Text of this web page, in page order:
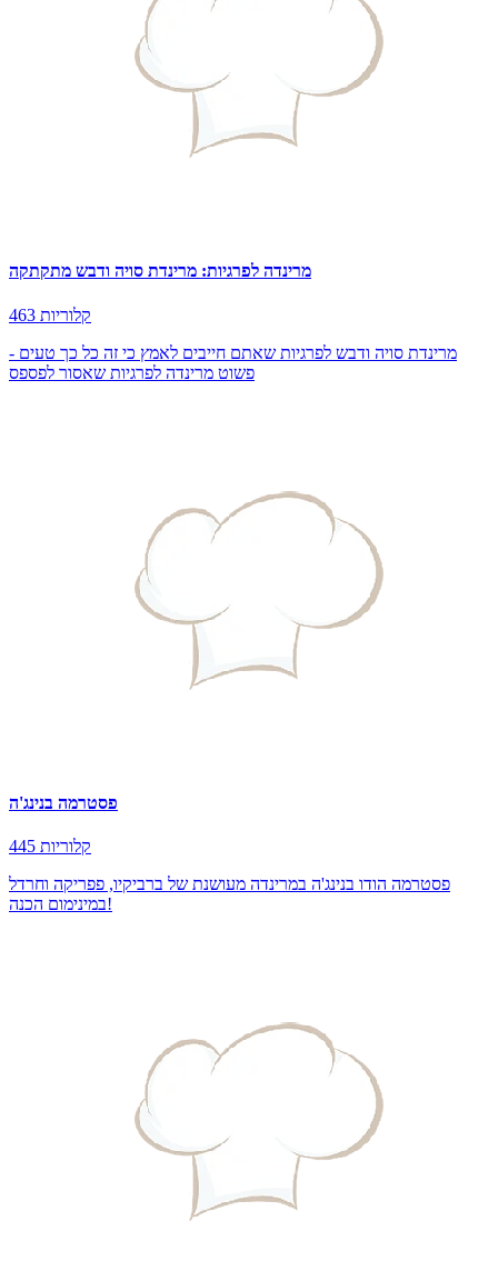
מרינדה לפרגיות: מרינדת סויה ודבש מתקתקה
463 קלוריות
מרינדת סויה ודבש לפרגיות שאתם חייבים לאמץ כי זה כל כך טעים -
פשוט מרינדה לפרגיות שאסור לפספס
פסטרמה בנינג'ה
445 קלוריות
פסטרמה הודו בנינג'ה במרינדה מעושנת של ברביקיו, פפריקה וחרדל
במינימום הכנה!